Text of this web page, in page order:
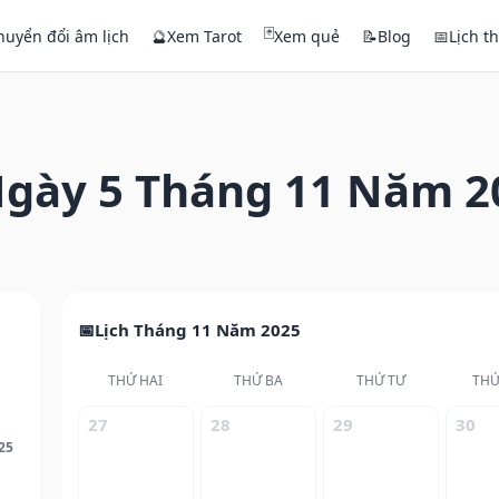
đổi âm lịch 🔮Xem Tarot 🃏Xem quẻ 📝Blog 📅Lịch
5 Tháng 11 Năm
Lịch Tháng 11 Năm 2025
THỨ HAI THỨ BA THỨ TƯ
27 28 29 30